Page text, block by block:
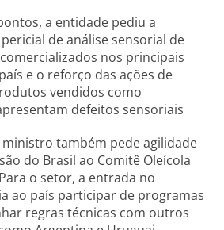
a entidade pediu a
de análise sensorial de
nos principais
e o reforço das ações de
vendidos como
defeitos sensoriais
também pede agilidade
do Brasil ao Comitê Oleícola
o setor, a entrada no
ao país participar de programas
regras técnicas com outros